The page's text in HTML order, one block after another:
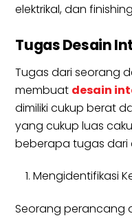
elektrikal, dan
Tugas Desain
Tugas dari seorang
membuat desain
dimiliki cukup berat
yang cukup luas
beberapa tugas dari
Mengidentifikasi
Seorang perancang